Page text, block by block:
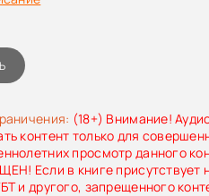
незнакомка — и вскоре
романа приобрёл Стивен
занялся один из самых
Марк Уотерс
в законе», «Шоссе»,
картину могут посмотреть и
(18+) Внимание!
контент только для
просмотр данного
Если в книге присутствует
и другого, запрещенного